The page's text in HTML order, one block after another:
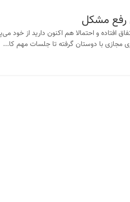
رفع مشکل
و احتمالا هم اکنون دارید از خود
مجازی با دوستان گرفته تا جلسات مهم کا...